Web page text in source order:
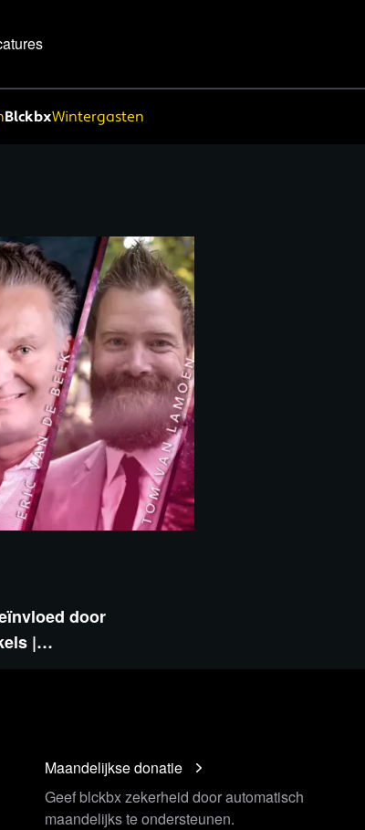
BlckbxWintergasten
door
|…
Maandelijkse donatie
Geef blckbx zekerheid door automatisch
maandelijks te ondersteunen.